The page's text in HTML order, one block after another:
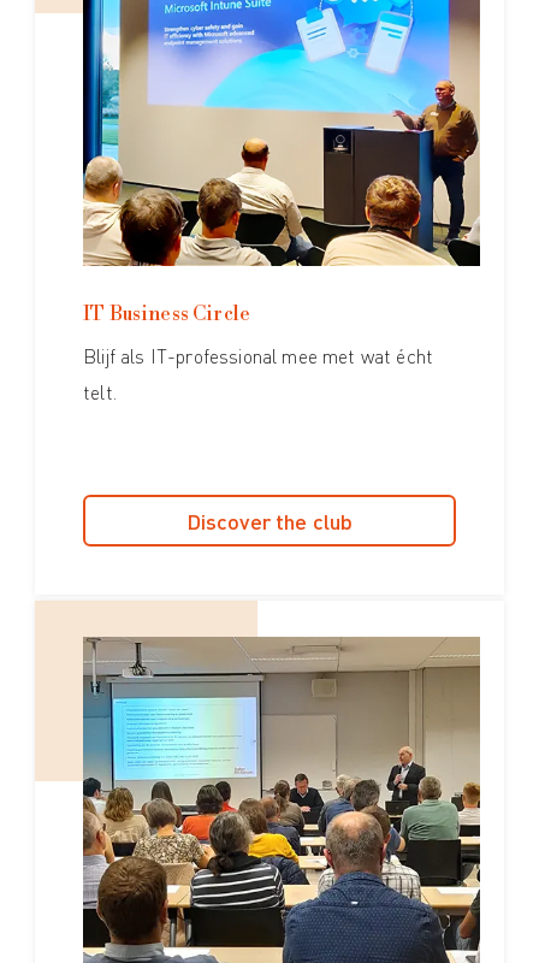
IT Business Circle
Blijf als IT-professional mee met wat écht
telt.
Discover the club